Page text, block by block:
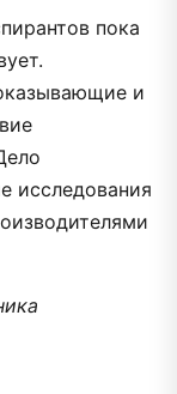
пока
и
исследования